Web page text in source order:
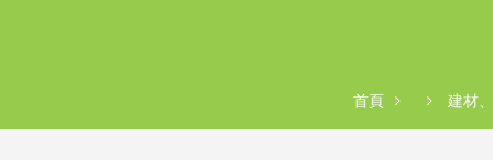
首頁 建材